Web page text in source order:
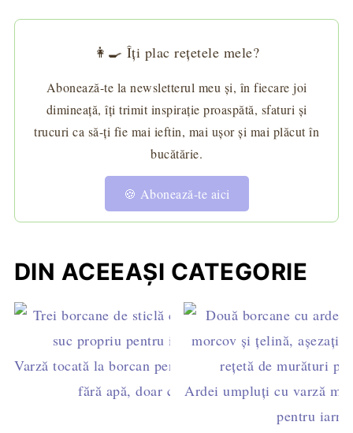
👩‍🍳 Îți plac rețetele mele?
Abonează-te la newsletterul meu și, în fiecare joi
dimineață, îți trimit inspirație proaspătă, sfaturi și
trucuri ca să-ți fie mai ieftin, mai ușor și mai plăcut în
bucătărie.
🍪 Abonează-te aici
DIN ACEEAȘI CATEGORIE
Varză tocată la borcan pentru iarnă în suc propriu –
fără apă, doar cu sare neiodată
Ardei umpluți cu varză
pentru